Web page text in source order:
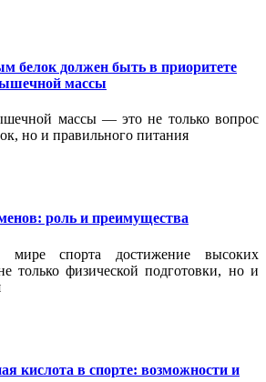
белок должен быть в приоритете
массы
массы — это не только вопрос
но и правильного питания
роль и преимущества
мире спорта достижение высоких
не только физической подготовки, но и
кислота в спорте: возможности и